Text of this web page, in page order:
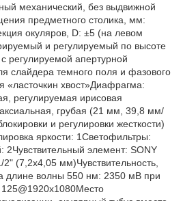
механический, без выдвижной
предметного столика, мм:
окуляров, D: ±5 (на левом
и регулируемый по высоте
регулируемой апертурной
слайдера темного поля и фазового
«ласточкин хвост»Диафрагма:
регулируемая ирисовая
грубая (21 мм, 39,8 мм/
и регулировки жесткости)
яркости: 1Светофильтры:
2Чувствительный элемент: SONY
(7,2x4,05 мм)Чувствительность,
длине волны 550 нм: 2350 мВ при
125@1920x1080Место